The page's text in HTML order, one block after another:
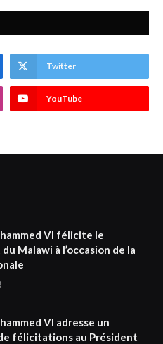
Twitter
YouTube
VI félicite le
Malawi à l’occasion de la
VI adresse un
félicitations au Président